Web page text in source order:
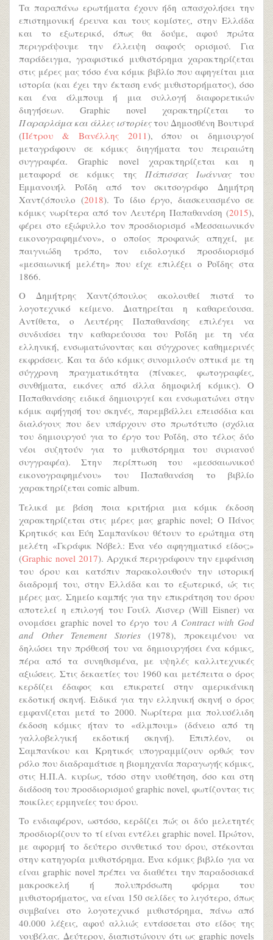
Τα παραπάνω ερωτήματα έχουν ήδη απασχολήσει την
επιστημονική έρευνα και τους κομίστες, στην Ελλάδα
και το εξωτερικό, όπως θα δούμε, αφού πρώτα
περιγράψουμε την έλλειψη σαφούς ορισμού. Για
παράδειγμα, γραφιστικό μυθιστόρημα χαρακτηρίζεται
στις μέρες μας τόσο ένα κόμικ βιβλίο που αφηγείται μια
ιστορία (και έχει την έκταση ενός μυθιστορήματος), όσο
και ένα άλμπουμ ή μια συλλογή διαφορετικών
διηγήσεων. Graphic novel χαρακτηρίζεται το
Παραρλάμα και άλλες ιστορίεςτου Δημοσθένη Βουτυρά
(Πέτρου & Βανέλλης 2011), όπου οι δημιουργοί
μεταγράφουν σε κόμικς διηγήματα του πειραιώτη
συγγραφέα. Graphic novel χαρακτηρίζεται και η
μεταφορά σε κόμικς της Πάπισσας Ιωάνναςτου
Εμμανουήλ Ροΐδη από τον σκιτσογράφο Δημήτρη
Χαντζόπουλο (2018). Το ίδιο έργο, διασκευασμένο σε
κόμικς νωρίτερα από τον Λευτέρη Παπαθανάση (2015),
φέρει στο εξώφυλλο τον προσδιορισμό «Μεσσαιωνικόν
εικονογραφημένον», ο οποίος προφανώς απηχεί, με
παιγνιώδη τρόπο, τον ειδολογικό προσδιορισμό
«μεσαιωνική μελέτη» που είχε επιλέξει ο Ροΐδης στα
1866.
Ο Δημήτρης Χαντζόπουλος ακολουθεί πιστά το
λογοτεχνικό κείμενο. Διατηρείται η καθαρεύουσα.
Αντίθετα, ο Λευτέρης Παπαθανάσης επιλέγει να
συνδυάσει την καθαρεύουσα του Ροΐδη με τη νέα
ελληνική, ενσωματώνοντας και σύγχρονες καθημερινές
εκφράσεις. Και τα δύο κόμικς συνομιλούν οπτικά με τη
σύγχρονη πραγματικότητα (πίνακες, φωτογραφίες,
συνθήματα, εικόνες από άλλα δημοφιλή κόμικς). Ο
Παπαθανάσης ειδικά δημιουργεί και ενσωματώνει στην
κόμικ αφήγησή του σκηνές, παρεμβάλλει επεισόδια και
διαλόγους που δεν υπάρχουν στο πρωτότυπο (σχόλια
του δημιουργού για το έργο του Ροΐδη, στο τέλος δύο
νέοι συζητούν για το μυθιστόρημα του συριανού
συγγραφέα). Στην περίπτωση του «μεσσαιωνικού
εικονογραφημένου» του Παπαθανάση το βιβλίο
χαρακτηρίζεται comic album.
Τελικά με βάση ποια κριτήρια μια κόμικ έκδοση
χαρακτηρίζεται στις μέρες μας graphic novel; Ο Πάνος
Κρητικός και Εύη Σαμπανίκου θέτουν το ερώτημα στη
μελέτη «Γκράφικ Νόβελ: Ένα νέο αφηγηματικό είδος;»
(Graphic novel 2017). Αρχικά περιγράφουν την εμφάνιση
του όρου και κατόπιν παρακολουθούν την ιστορική
διαδρομή του, στην Ελλάδα και το εξωτερικό, ώς τις
μέρες μας. Σημείο καμπής για την επικράτηση του όρου
αποτελεί η επιλογή του Γουίλ Άισνερ (Will Eisner) να
ονομάσει graphic novel το έργο του A Contract with God
and Other Tenement Stories(1978), προκειμένου να
δηλώσει την πρόθεσή του να δημιουργήσει ένα κόμικς,
πέρα από τα συνηθισμένα, με υψηλές καλλιτεχνικές
αξιώσεις. Στις δεκαετίες του 1960 και μετέπειτα ο όρος
κερδίζει έδαφος και επικρατεί στην αμερικάνικη
εκδοτική σκηνή. Ειδικά για την ελληνική σκηνή ο όρος
εμφανίζεται μετά το 2000. Νωρίτερα μια πολυσέλιδη
έκδοση κόμικς ήταν το «άλμπουμ» (δάνειο από τη
γαλλοβελγική εκδοτική σκηνή). Επιπλέον, οι
Σαμπανίκου και Κρητικός υπογραμμίζουν ορθώς τον
ρόλο που διαδραμάτισε η βιομηχανία παραγωγής κόμικς,
στις Η.Π.Α. κυρίως, τόσο στην υιοθέτηση, όσο και στη
διάδοση του προσδιορισμού graphic novel, φωτίζοντας τις
ποικίλες ερμηνείες του όρου.
Το ενδιαφέρον, ωστόσο, κερδίζει πώς οι δύο μελετητές
προσδιορίζουν το τί είναι εντέλει graphic novel. Πρώτον,
με αφορμή το δεύτερο συνθετικό του όρου, στέκονται
στην κατηγορία μυθιστόρημα. Ένα κόμικς βιβλίο για να
είναι graphic novel πρέπει να διαθέτει την παραδοσιακά
μακροσκελή ή πολυπρόσωπη φόρμα του
μυθιστορήματος, να είναι 150 σελίδες το λιγότερο, όπως
συμβαίνει στο λογοτεχνικό μυθιστόρημα, πάνω από
40.000 λέξεις, αφού αλλιώς εντάσσεται στο είδος της
νουβέλας. Δεύτερον, διαπιστώνουν ότι ως graphic novels